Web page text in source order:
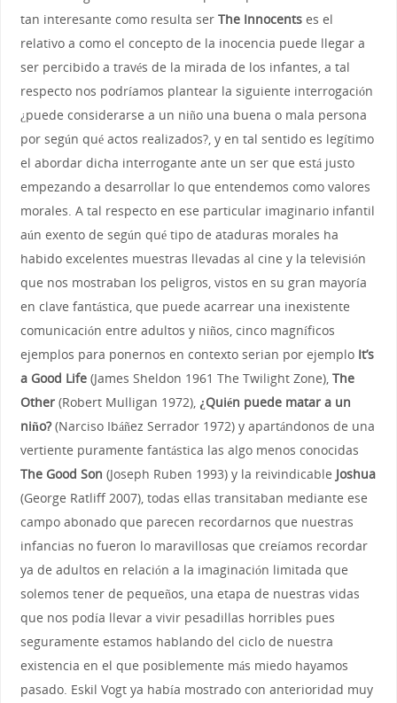
tan interesante como resulta serThe Innocentses el
relativo a como el concepto de la inocencia puede llegar a
ser percibido a través de la mirada de los infantes, a tal
respecto nos podríamos plantear la siguiente interrogación
¿puede considerarse a un niño una buena o mala persona
por según qué actos realizados?, y en tal sentido es legítimo
el abordar dicha interrogante ante un ser que está justo
empezando a desarrollar lo que entendemos como valores
morales. A tal respecto en ese particular imaginario infantil
aún exento de según qué tipo de ataduras morales ha
habido excelentes muestras llevadas al cine y la televisión
que nos mostraban los peligros, vistos en su gran mayoría
en clave fantástica, que puede acarrear una inexistente
comunicación entre adultos y niños, cinco magníficos
ejemplos para ponernos en contexto serian por ejemplo It’s
a Good Life(James Sheldon 1961 The Twilight Zone), The
Other(Robert Mulligan 1972), ¿Quién puede matar a un
niño?(Narciso Ibáñez Serrador 1972) y apartándonos de una
vertiente puramente fantástica las algo menos conocidas
The Good Son (Joseph Ruben 1993) y la reivindicable Joshua
(George Ratliff 2007), todas ellas transitaban mediante ese
campo abonado que parecen recordarnos que nuestras
infancias no fueron lo maravillosas que creíamos recordar
ya de adultos en relación a la imaginación limitada que
solemos tener de pequeños, una etapa de nuestras vidas
que nos podía llevar a vivir pesadillas horribles pues
seguramente estamos hablando del ciclo de nuestra
existencia en el que posiblemente más miedo hayamos
pasado. Eskil Vogt ya había mostrado con anterioridad muy